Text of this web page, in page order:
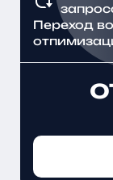
Переход